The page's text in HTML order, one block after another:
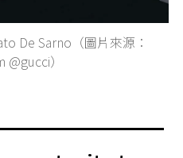
De Sarno（圖片來源：
）